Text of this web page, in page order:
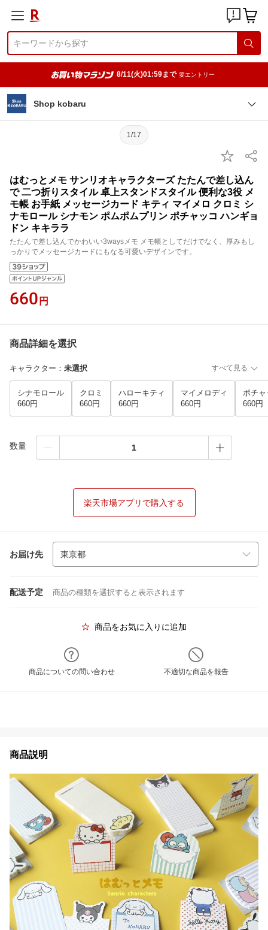
8/11(火)01:59まで 要エントリー
Shop kobaru
1/17
はむっとメモ サンリオキャラクターズ たたんで差し込ん
で 二つ折りスタイル 卓上スタンドスタイル 便利な3役 メ
モ帳 お手紙 メッセージカード キティ マイメロ クロミ シ
ナモロール シナモン ポムポムプリン ポチャッコ ハンギョ
ドン キキララ
たたんで差し込んでかわいい3waysメモ メモ帳としてだけでなく、厚みもし
っかりでメッセージカードにもなる可愛いデザインです。
660 円
商品詳細を選択
キャラクター ： 未選択 すべて見る
シナモロール
660円
クロミ
660円
ハローキティ
660円
マイメロディ
660円
ポチャ
660円
数量
楽天市場アプリで購入する
お届け先
配送予定 商品の種類を選択すると表示されます
商品をお気に入りに追加
商品についての問い合わせ 不適切な商品を報告
商品説明